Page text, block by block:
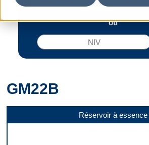
ou
GM22B
Réservoir à essence